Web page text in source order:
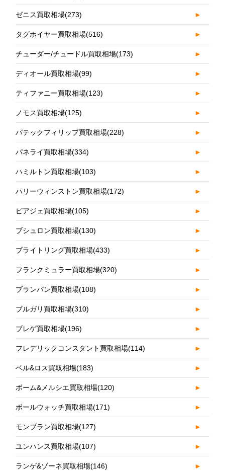
ゼニス買取相場(273) ►
タグホイヤー買取相場(516) ►
チューダー/チュードル買取相場(173) ►
ディオール買取相場(99) ►
ティファニー買取相場(123) ►
ノモス買取相場(125) ►
パテックフィリップ買取相場(228) ►
パネライ買取相場(334) ►
ハミルトン買取相場(103) ►
ハリーウィンストン買取相場(172) ►
ピアジェ買取相場(105) ►
ブシュロン買取相場(130) ►
ブライトリング買取相場(433) ►
フランクミュラー買取相場(320) ►
ブランパン買取相場(108) ►
ブルガリ買取相場(310) ►
ブレゲ買取相場(196) ►
フレデリックコンスタント買取相場(114) ►
ベル&ロス買取相場(183) ►
ボーム&メルシエ買取相場(120) ►
ボールウォッチ買取相場(171) ►
モンブラン買取相場(127) ►
ユンハンス買取相場(107) ►
ランゲ&ゾーネ買取相場(146) ►